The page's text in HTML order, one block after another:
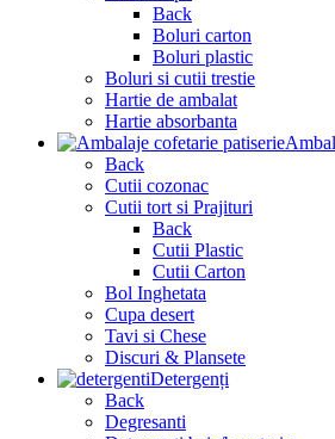
Back
Boluri carton
Boluri plastic
Boluri si cutii trestie
Hartie de ambalat
Hartie absorbanta
Back
Cutii cozonac
Cutii tort si Prajituri
Back
Cutii Plastic
Cutii Carton
Bol Inghetata
Cupa desert
Tavi si Chese
Discuri & Plansete
Detergenți
Back
Degresanti